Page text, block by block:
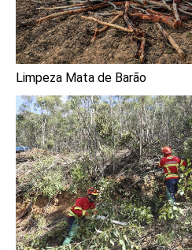
Limpeza Mata de Barão